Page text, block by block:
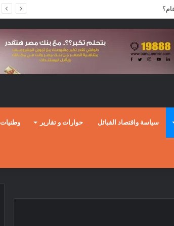
سياسة واقتصاد القبائل حوارات و تقارير وطنيات